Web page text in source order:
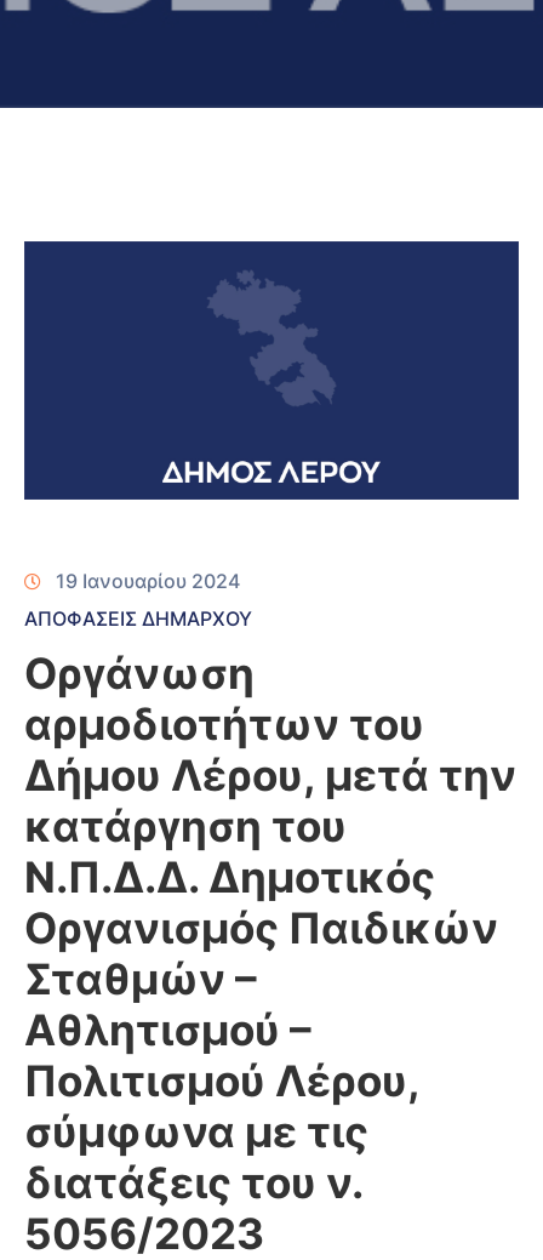
19 Ιανουαρίου 2024
ΑΠΟΦΑΣΕΙΣ ΔΗΜΑΡΧΟΥ
Οργάνωση
αρμοδιοτήτων του
Δήμου Λέρου, μετά την
κατάργηση του
Ν.Π.Δ.Δ. Δημοτικός
Οργανισμός Παιδικών
Σταθμών –
Αθλητισμού –
Πολιτισμού Λέρου,
σύμφωνα με τις
διατάξεις του ν.
5056/2023